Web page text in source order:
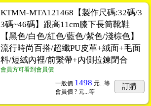
KTMM-MTA121468【製作尺碼:32碼/3
3碼~46碼】跟高11cm膝下長筒靴鞋
【黑色/白色/紅色/藍色/紫色/淺棕色】
流行時尚百搭/超纖PU皮革+絨面+毛面
料/短絨內裡/前繫帶+內側拉鍊閉合
會員方可看到會員價
一般價 1498 元...等
會員價 ? 元...等
訂購